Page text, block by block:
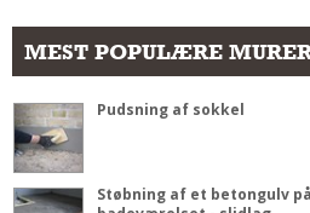
MEST POPULÆRE
Pudsning af sokkel
Støbning af et betongulv på